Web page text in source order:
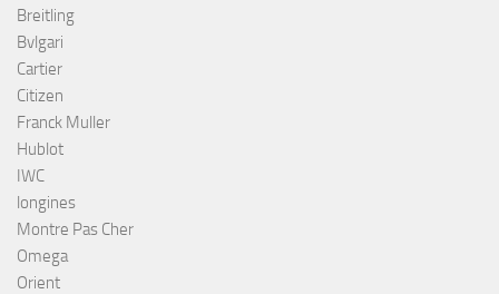
Breitling
Bvlgari
Cartier
Citizen
Franck Muller
Hublot
IWC
longines
Montre Pas Cher
Omega
Orient